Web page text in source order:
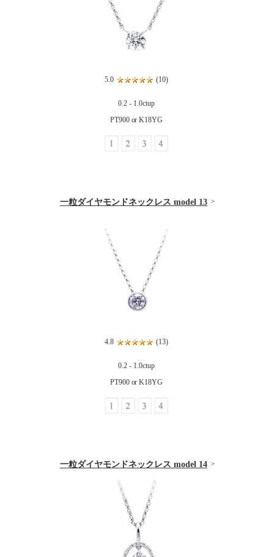
5.0 (10)
0.2 - 1.0ctup
PT900 or K18YG
一粒ダイヤモンドネックレス model 13
4.8 (13)
0.2 - 1.0ctup
PT900 or K18YG
一粒ダイヤモンドネックレス model 14